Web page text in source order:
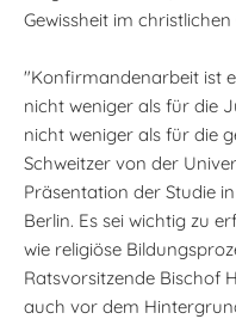
Gewissheit im christlichen
"Konfirmandenarbeit ist
nicht weniger als für die
nicht weniger als für die
Schweitzer von der
Präsentation der Studie
Berlin. Es sei wichtig zu
wie religiöse
Ratsvorsitzende Bischof
auch vor dem